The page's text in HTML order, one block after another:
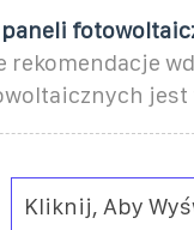
rekomendacje
jest
Kliknij, Aby